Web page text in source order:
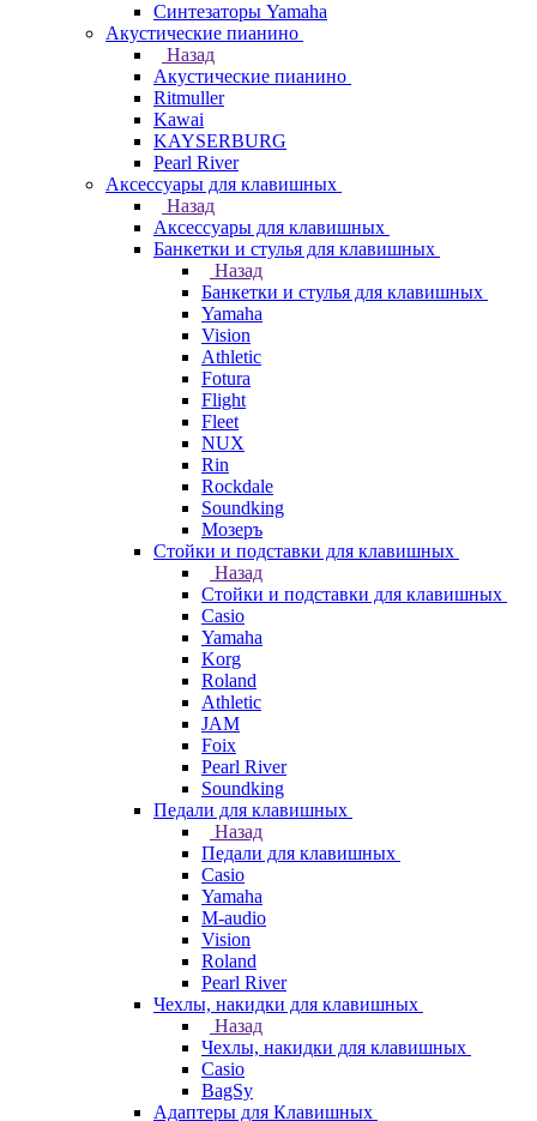
Синтезаторы Yamaha
Акустические пианино
Назад
Акустические пианино
Ritmuller
Kawai
KAYSERBURG
Pearl River
Аксессуары для клавишных
Назад
Аксессуары для клавишных
Банкетки и стулья для клавишных
Назад
Банкетки и стулья для клавишных
Yamaha
Vision
Athletic
Fotura
Flight
Fleet
NUX
Rin
Rockdale
Soundking
Мозеръ
Стойки и подставки для клавишных
Назад
Стойки и подставки для клавишных
Casio
Yamaha
Korg
Roland
Athletic
JAM
Foix
Pearl River
Soundking
Педали для клавишных
Назад
Педали для клавишных
Casio
Yamaha
M-audio
Vision
Roland
Pearl River
Чехлы, накидки для клавишных
Назад
Чехлы, накидки для клавишных
Casio
BagSy
Адаптеры для Клавишных